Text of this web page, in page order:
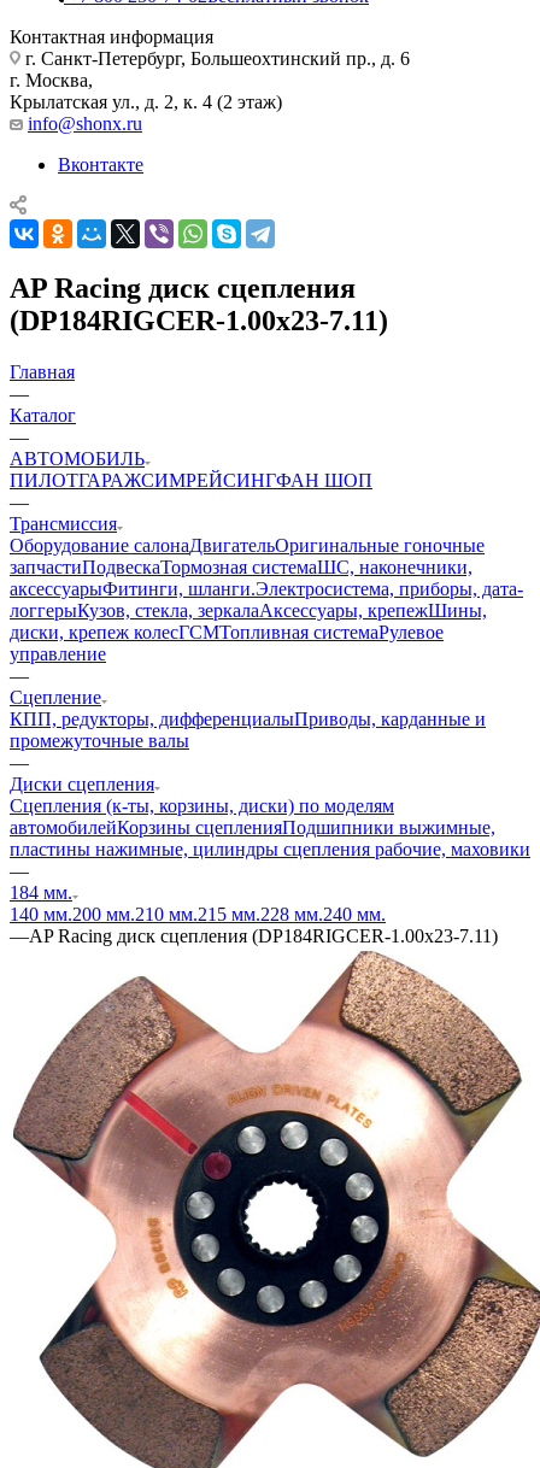
Контактная информация
г. Санкт-Петербург, Большеохтинский пр., д. 6
г. Москва,
Крылатская ул., д. 2, к. 4 (2 этаж)
info@shonx.ru
Вконтакте
AP Racing диск сцепления
(DP184RIGCER-1.00x23-7.11)
Главная
—
Каталог
—
АВТОМОБИЛЬ
ПИЛОТГАРАЖСИМРЕЙСИНГФАН ШОП
—
Трансмиссия
Оборудование салонаДвигательОригинальные гоночные
запчастиПодвескаТормозная системаШС, наконечники,
аксессуарыФитинги, шланги.Электросистема, приборы, дата-
логгерыКузов, стекла, зеркалаАксессуары, крепежШины,
диски, крепеж колесГСМТопливная системаРулевое
управление
—
Сцепление
КПП, редукторы, дифференциалыПриводы, карданные и
промежуточные валы
—
Диски сцепления
Сцепления (к-ты, корзины, диски) по моделям
автомобилейКорзины сцепленияПодшипники выжимные,
пластины нажимные, цилиндры сцепления рабочие, маховики
—
184 мм.
140 мм.200 мм.210 мм.215 мм.228 мм.240 мм.
—AP Racing диск сцепления (DP184RIGCER-1.00x23-7.11)